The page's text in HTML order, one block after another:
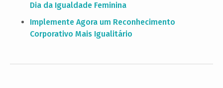
Dia da Igualdade Feminina
Implemente Agora um Reconhecimento
Corporativo Mais Igualitário